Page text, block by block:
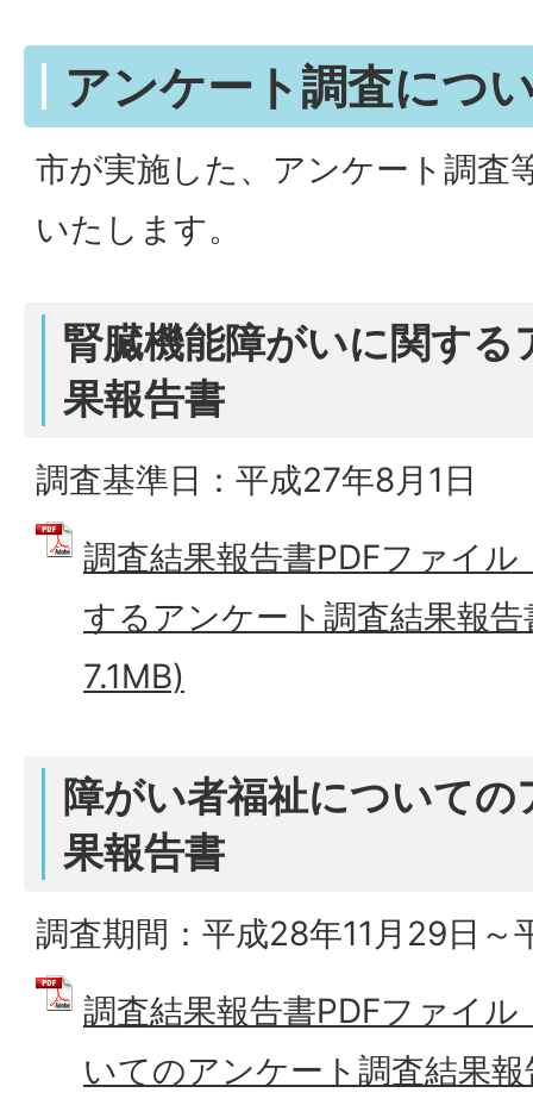
アンケート調査につ
市が実施した、アンケート調査
いたします。
腎臓機能障がいに関する
果報告書
調査基準日：平成27年8月1日
調査結果報告書PDFファイ
するアンケート調査結果報
7.1MB)
障がい者福祉についての
果報告書
調査期間：平成28年11月29日～
調査結果報告書PDFファイ
いてのアンケート調査結果